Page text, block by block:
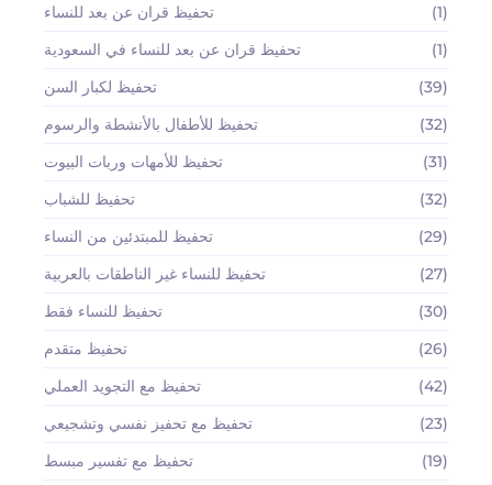
تحفيظ قران عن بعد للنساء
(1)
تحفيظ قران عن بعد للنساء في السعودية
(1)
تحفيظ لكبار السن
(39)
تحفيظ للأطفال بالأنشطة والرسوم
(32)
تحفيظ للأمهات وربات البيوت
(31)
تحفيظ للشباب
(32)
تحفيظ للمبتدئين من النساء
(29)
تحفيظ للنساء غير الناطقات بالعربية
(27)
تحفيظ للنساء فقط
(30)
تحفيظ متقدم
(26)
تحفيظ مع التجويد العملي
(42)
تحفيظ مع تحفيز نفسي وتشجيعي
(23)
تحفيظ مع تفسير مبسط
(19)